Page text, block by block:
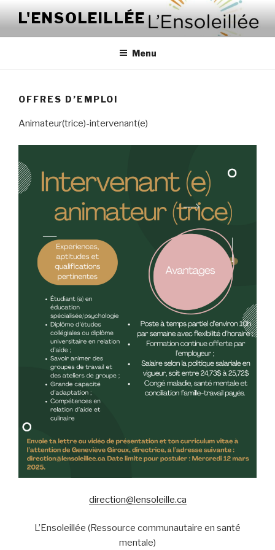
contenu
L'ENSOLEILLÉE
Menu
OFFRES D’EMPLOI
Animateur(trice)-intervenant(e)
direction@lensoleille.ca
L’Ensoleillée (Ressource communautaire en santé
mentale)